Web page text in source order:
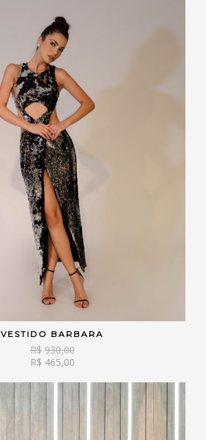
VER OPÇÕES
R$ 930,00
R$ 465,00
VESTIDO BARBARA